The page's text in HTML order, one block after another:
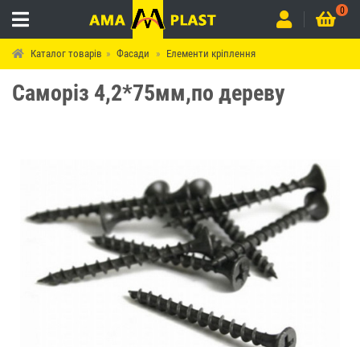
0
Каталог товарів Фасади Елементи кріплення
Саморіз 4,2*75мм,по дереву